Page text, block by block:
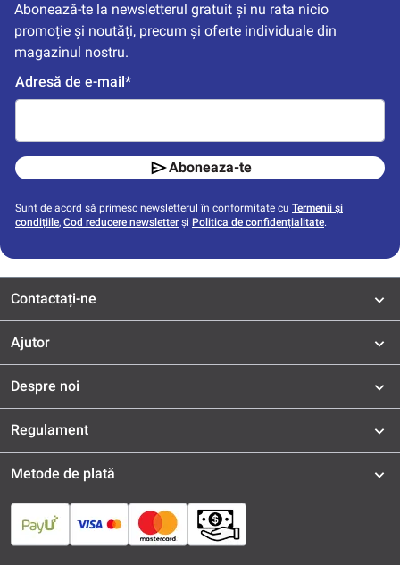
Abonează-te la newsletterul gratuit și nu rata nicio
promoție și noutăți, precum și oferte individuale din
magazinul nostru.
Adresă de e-mail*
Aboneaza-te
Sunt de acord să primesc newsletterul în conformitate cu Termenii și
condițiile, Cod reducere newsletter și Politica de confidențialitate.
Contactați-ne
Ajutor
Despre noi
Regulament
Metode de plată